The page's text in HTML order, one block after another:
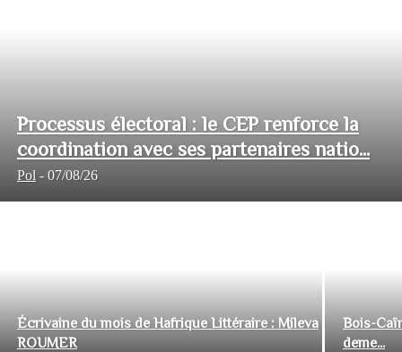
Processus électoral : le CEP renforce la
coordination avec ses partenaires natio...
Pol - 07/08/26
Écrivaine du mois de Hafrique Littéraire : Mileva
ROUMER
Bois-
deme...